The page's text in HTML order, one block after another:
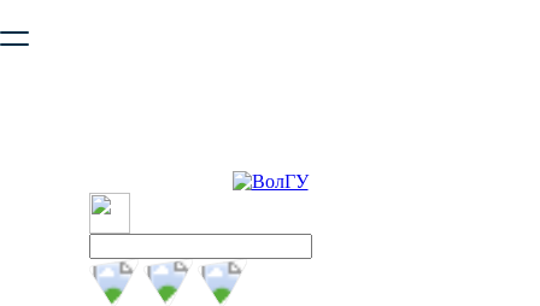
безопасную работу с сайтом. Пожалуйста